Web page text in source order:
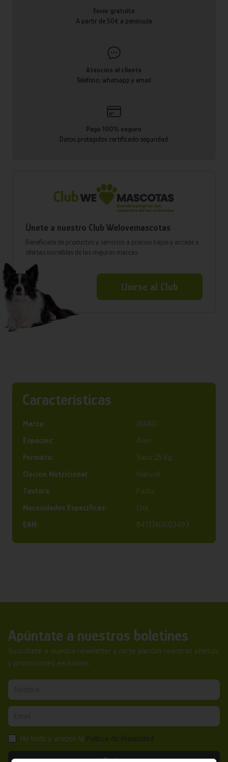
Envío gratuito
A partir de 50€ a península
Atención al cliente
Teléfono, whatsapp y email
Pago 100% seguro
Datos protegidos certificado seguridad
Únete a nuestro Club Welovemascotas
Benefíciate de productos y servicios a precios bajos y accede a
ofertas increíbles de las mejores marcas
Unirse al Club
Características
Marca:
JARAD
Especies:
Aves
Formato:
Saco 25 Kg
Opción Nutricional:
Natural
Textura:
Pasta
Necesidades Específicas:
Cría
EAN:
8413740603493
Apúntate a nuestros boletines
Suscríbete a nuestra newsletter y no te pierdas nuestras ofertas
y promociones exclusivas.
He leído y acepto la